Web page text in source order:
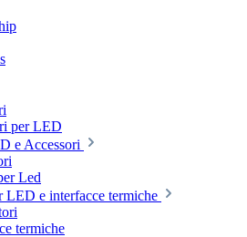
per LED
e Accessori
Led
LED e interfacce termiche
termiche